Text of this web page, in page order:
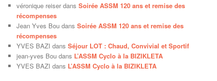
véronique reiser dansSoirée ASSM 120 ans et remise des
récompenses
Jean Yves Bou dansSoirée ASSM 120 ans et remise des
récompenses
YVES BAZI dansSéjour LOT : Chaud, Convivial et Sportif
jean-yves Bou dans L’ASSM Cyclo à la BIZIKLETA
YVES BAZI dans L’ASSM Cyclo à la BIZIKLETA